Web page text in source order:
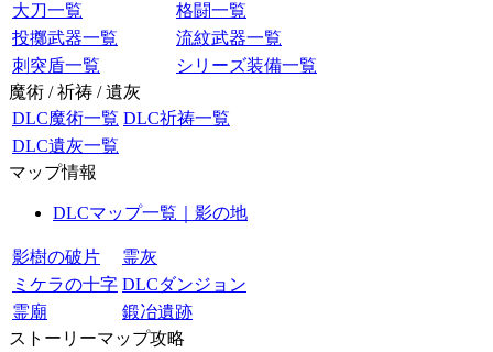
大刀一覧
格闘一覧
投擲武器一覧
流紋武器一覧
刺突盾一覧
シリーズ装備一覧
魔術 / 祈祷 / 遺灰
DLC魔術一覧 DLC祈祷一覧
DLC遺灰一覧
マップ情報
DLCマップ一覧｜影の地
影樹の破片
霊灰
ミケラの十字 DLCダンジョン
霊廟
鍛冶遺跡
ストーリーマップ攻略